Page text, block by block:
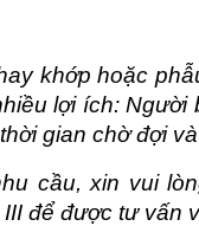
khớp hoặc
lợi ích:
gian chờ đợi
cầu, xin vui
để được tư vấn